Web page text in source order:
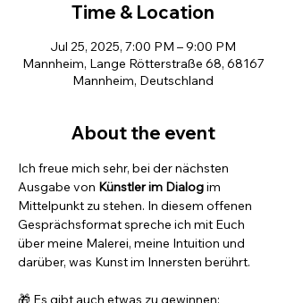
Time & Location
Jul 25, 2025, 7:00 PM – 9:00 PM
Mannheim, Lange Rötterstraße 68, 68167
Mannheim, Deutschland
About the event
Ich freue mich sehr, bei der nächsten
Ausgabe von Künstler im Dialog im
Mittelpunkt zu stehen. In diesem offenen
Gesprächsformat spreche ich mit Euch
über meine Malerei, meine Intuition und
darüber, was Kunst im Innersten berührt.
🎁 Es gibt auch etwas zu gewinnen: